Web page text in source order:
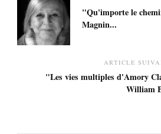
"Qu'importe le
Magnin...
ARTICLE
"Les vies multiples d'Amory
William